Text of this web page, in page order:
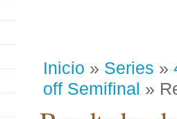
Inicio » Series »
off Semifinal »